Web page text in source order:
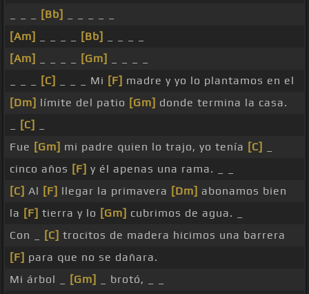
[Bb]
[Am]
[Bb]
[Am]
[Gm]
[C] _ _ _ Mi [F] madre y yo lo plantamos en el
[Dm] límite del patio [Gm] donde termina la casa.
[C]
Fue [Gm] mi padre quien lo trajo, yo tenía [C]
cinco años [F] y él apenas una rama. _ _
[C] Al [F] llegar la primavera [Dm] abonamos bien
la [F] tierra y lo [Gm] cubrimos de agua. _
Con _
[C] trocitos de madera hicimos una barrera
[F] para que no se dañara.
Mi árbol _
[Gm]
_ brotó, _ _